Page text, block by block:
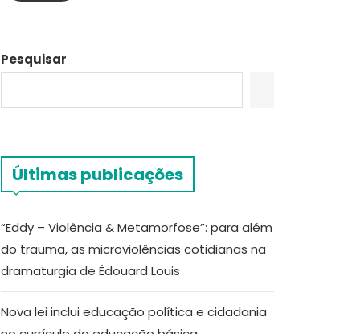
Pesquisar
Últimas publicações
“Eddy – Violência & Metamorfose”: para além
do trauma, as microviolências cotidianas na
dramaturgia de Édouard Louis
Nova lei inclui educação política e cidadania